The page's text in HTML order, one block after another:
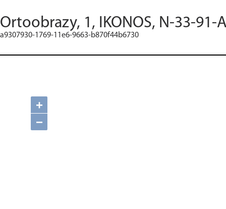
Ortoobrazy, 1, IKONOS, N-33-91-
a9307930-1769-11e6-9663-b870f44b6730
+
−